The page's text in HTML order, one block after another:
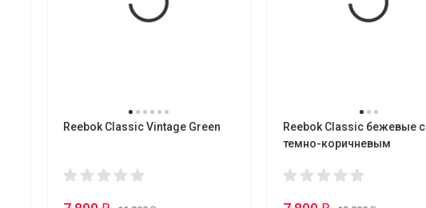
Reebok Classic Vintage Green
Reebok Classic бежевые с
темно-коричневым